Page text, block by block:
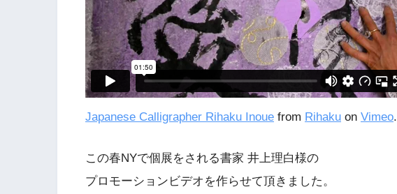
Japanese Calligrapher Rihaku Inoue from Rihaku on Vimeo.
この春NYで個展をされる書家 井上理白様の
プロモーションビデオを作らせて頂きました。